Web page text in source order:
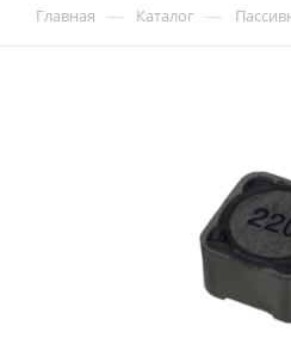
Главная — Каталог —